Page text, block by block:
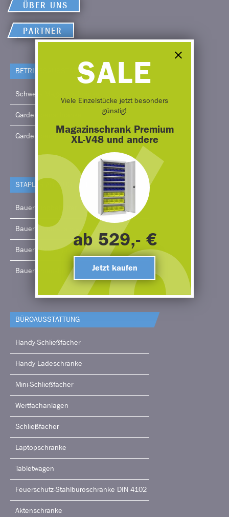
ÜBER UNS
PARTNER
BETRIEBS­AUSSTATTUNG
Schwere Magazinschränke
Garderobenschränke
Garderobenschränke 2-türig
STAPLER-ANBAUGERÄTE
Bauer Kippbehälter
Bauer Automatische Kippbehälter
Bauer Stapelkipper
Bauer Arbeitsbühne
BÜRO­AUSSTATTUNG
Handy-Schließfächer
Handy Ladeschränke
Mini-Schließfächer
Wertfachanlagen
Schließfächer
Laptopschränke
Tabletwagen
Feuerschutz-Stahlbüroschränke DIN 4102
Aktenschränke
SALE
Viele Einzelstücke jetzt besonders
günstig!
Magazinschrank Premium
XL-V48 und andere
ab 529,- €
Jetzt kaufen